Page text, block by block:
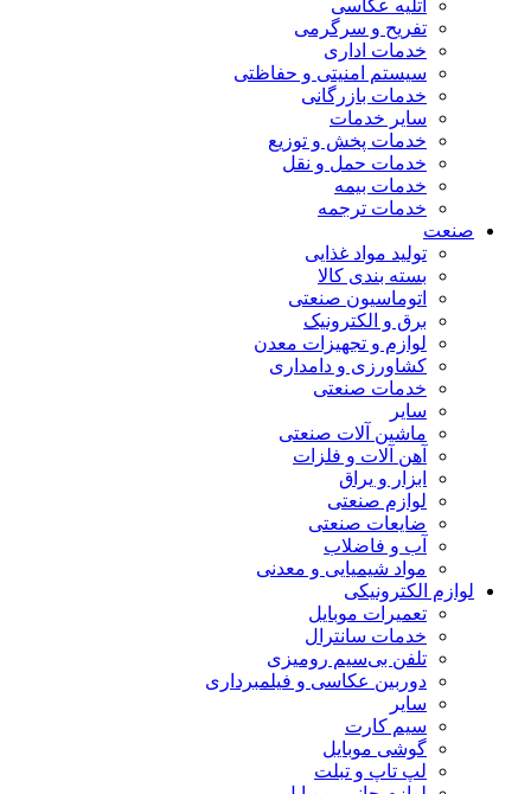
آتلیه عکاسی
تفریح و سرگرمی
خدمات اداری
سیستم امنیتی و حفاظتی
خدمات بازرگانی
سایر خدمات
خدمات پخش و توزیع
خدمات حمل و نقل
خدمات بیمه
خدمات ترجمه
صنعت
تولید مواد غذایی
بسته بندی کالا
اتوماسیون صنعتی
برق و الکترونیک
لوازم و تجهیزات معدن
کشاورزی و دامداری
خدمات صنعتی
سایر
ماشین آلات صنعتی
آهن آلات و فلزات
ابزار و یراق
لوازم صنعتی
ضایعات صنعتی
آب و فاضلاب
مواد شیمیایی و معدنی
لوازم الکترونیکی
تعمیرات موبایل
خدمات سانترال
تلفن بی‌سیم رومیزی
دوربین عکاسی و فیلمبرداری
سایر
سیم کارت
گوشی موبایل
لپ تاپ و تبلت